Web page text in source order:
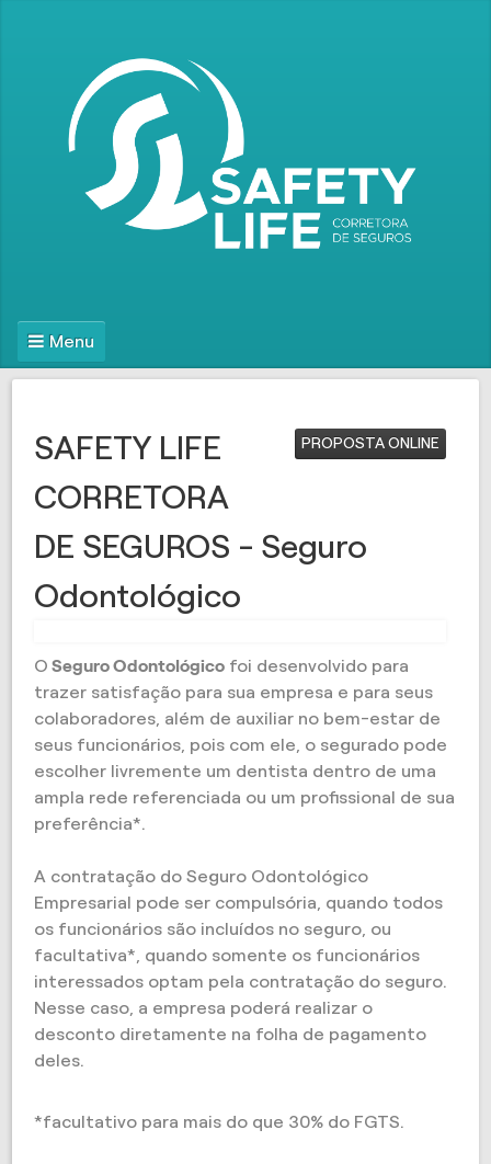
Menu
PROPOSTA ONLINE
SAFETY LIFE
CORRETORA
DE SEGUROS - Seguro
Odontológico
O Seguro Odontológico foi desenvolvido para
trazer satisfação para sua empresa e para seus
colaboradores, além de auxiliar no bem-estar de
seus funcionários, pois com ele, o segurado pode
escolher livremente um dentista dentro de uma
ampla rede referenciada ou um profissional de sua
preferência*.
A contratação do Seguro Odontológico
Empresarial pode ser compulsória, quando todos
os funcionários são incluídos no seguro, ou
facultativa*, quando somente os funcionários
interessados optam pela contratação do seguro.
Nesse caso, a empresa poderá realizar o
desconto diretamente na folha de pagamento
deles.
*facultativo para mais do que 30% do FGTS.